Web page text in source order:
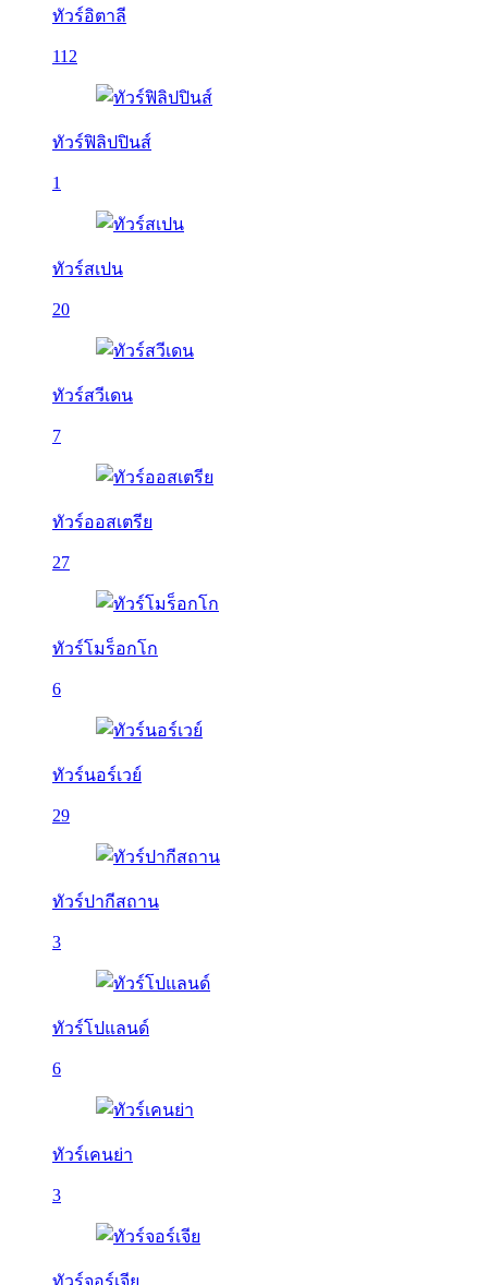
ทัวร์อิตาลี
112
ทัวร์ฟิลิปปินส์
1
ทัวร์สเปน
20
ทัวร์สวีเดน
7
ทัวร์ออสเตรีย
27
ทัวร์โมร็อกโก
6
ทัวร์นอร์เวย์
29
ทัวร์ปากีสถาน
3
ทัวร์โปแลนด์
6
ทัวร์เคนย่า
3
ทัวร์จอร์เจีย